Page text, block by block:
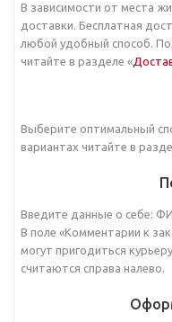
В зависимости от места
доставки. Бесплатная
любой удобный способ.
читайте в разделе «
Выберите оптимальный
вариантах читайте в
Введите данные о себе:
В поле «Комментарии к
могут пригодиться
считаются справа налево.